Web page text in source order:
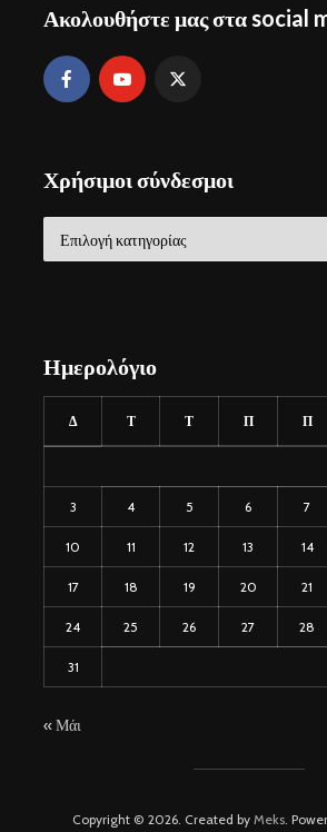
Ακολουθήστε μας στα social
Χρήσιμοι σύνδεσμοι
σύνδεσμοι
Ημερολόγιο
Δ Τ Τ Π Π
3 4 5 6 7
10 11 12 13 14
17 18 19 20 21
24 25 26 27 28
31
« Μάι
Copyright © 2026. Created by Meks.